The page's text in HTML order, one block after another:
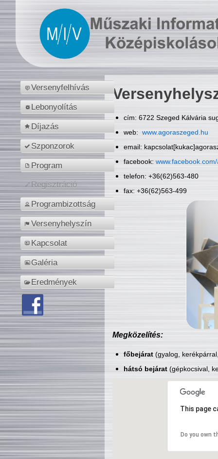
Versenyfelhívás
Lebonyolítás
Díjazás
Szponzorok
Program
Regisztráció
Programbizottság
Versenyhelyszín
Kapcsolat
Galéria
Eredmények
cím: 6722 Szeged Kálvária
web: www.agoraszeged.hu
email:
facebook:
telefon: +36(62)563-480
fax: +36(62)563-499
Megközelítés:
főbejárat(gyalog,
hátsó bejárat(gépkocsival,
This page
Do you own